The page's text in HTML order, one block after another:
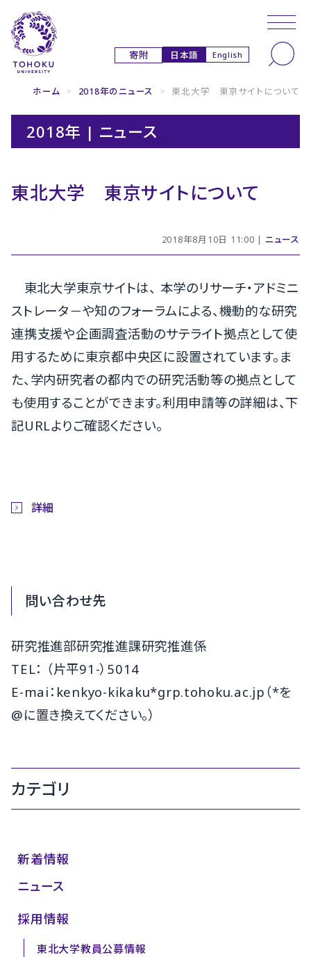
寄附 日本語 English
ホーム > 2018年のニュース > 東北大学 東京サイトについて
2018年 | ニュース
東北大学 東京サイトについて
2018年8月10日 11:00 | ニュース
東北大学東京サイトは、 本学のリサーチ・アドミニ
ストレータ－や知のフォーラムによる、機動的な研究
連携支援や企画調査活動のサテライト拠点として使
用するために東京都中央区に設置されています。ま
た、学内研究者の都内での研究活動等の拠点として
も使用することができます。利用申請等の詳細は、下
記URLよりご確認ください。
詳細
問い合わせ先
研究推進部研究推進課研究推進係
TEL： （片平91-）5014
E-mai：kenkyo-kikaku*grp.tohoku.ac.jp（*を
@に置き換えてください。）
カテゴリ
新着情報
ニュース
採用情報
東北大学教員公募情報